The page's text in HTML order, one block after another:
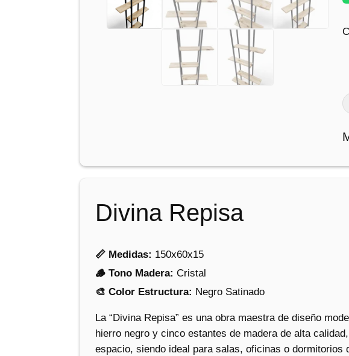
a
s
c
Divina Repisa
📏 Medidas: 150x60x15
🪵 Tono Madera: Cristal
🎨 Color Estructura: Negro Satinado
La “Divina Repisa” es una obra maestra de diseño
hierro negro y cinco estantes de madera de alta
espacio, siendo ideal para salas, oficinas o